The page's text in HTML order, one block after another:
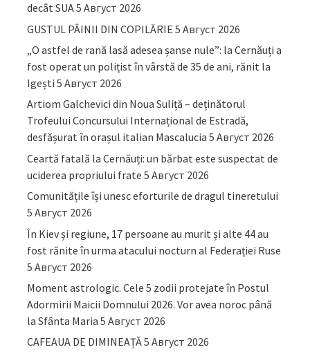
decât SUA5 Август 2026
GUSTUL PÂINII DIN COPILĂRIE 5 Август 2026
„O astfel de rană lasă adesea șanse nule”: la Cernăuți a
fost operat un polițist în vârstă de 35 de ani, rănit la
Igești 5 Август 2026
Artiom Galchevici din Noua Suliță – deținătorul
Trofeului Concursului Internațional de Estradă,
desfășurat în orașul italian Mascalucia 5 Август 2026
Ceartă fatală la Cernăuți: un bărbat este suspectat de
uciderea propriului frate 5 Август 2026
Comunitățile își unesc eforturile de dragul tineretului
5 Август 2026
În Kiev și regiune, 17 persoane au murit și alte 44 au
fost rănite în urma atacului nocturn al Federației Ruse
5 Август 2026
Moment astrologic. Cele 5 zodii protejate în Postul
Adormirii Maicii Domnului 2026. Vor avea noroc până
la Sfânta Maria 5 Август 2026
CAFEAUA DE DIMINEAȚĂ5 Август 2026